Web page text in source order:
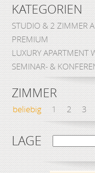
KATEGORIEN
STUDIO & 2 ZIMMER
PREMIUM
LUXURY APARTMENT
SEMINAR- &
ZIMMER
beliebig 1 2 3
LAGE